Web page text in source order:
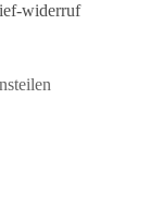
widerruf